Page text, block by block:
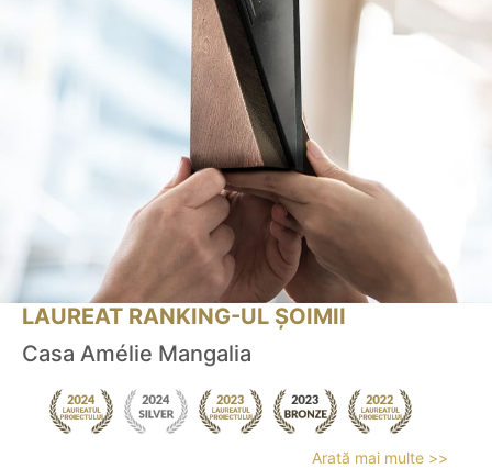
LAUREAT RANKING-UL ȘOIMII
Casa Amélie Mangalia
Arată mai multe >>